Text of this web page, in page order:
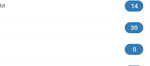
14
30
0